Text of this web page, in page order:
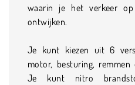
waarin je het verkeer
ontwijken.
Je kunt kiezen uit 6
motor, besturing, remmen
Je kunt nitro